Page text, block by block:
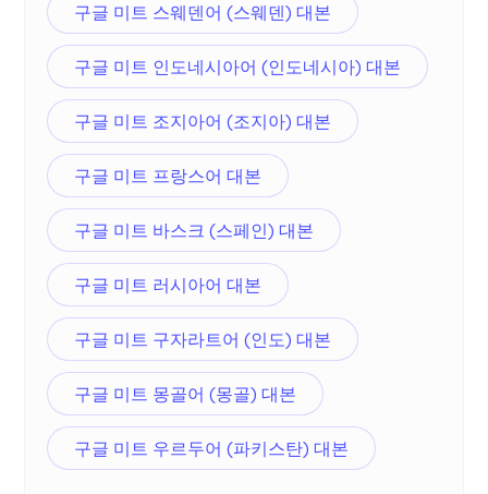
구글 미트 스웨덴어 (스웨덴) 대본
구글 미트 인도네시아어 (인도네시아) 대본
구글 미트 조지아어 (조지아) 대본
구글 미트 프랑스어 대본
구글 미트 바스크 (스페인) 대본
구글 미트 러시아어 대본
구글 미트 구자라트어 (인도) 대본
구글 미트 몽골어 (몽골) 대본
구글 미트 우르두어 (파키스탄) 대본